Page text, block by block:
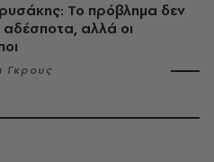
Το πρόβλημα δεν
αδέσποτα, αλλά οι
Γκρους